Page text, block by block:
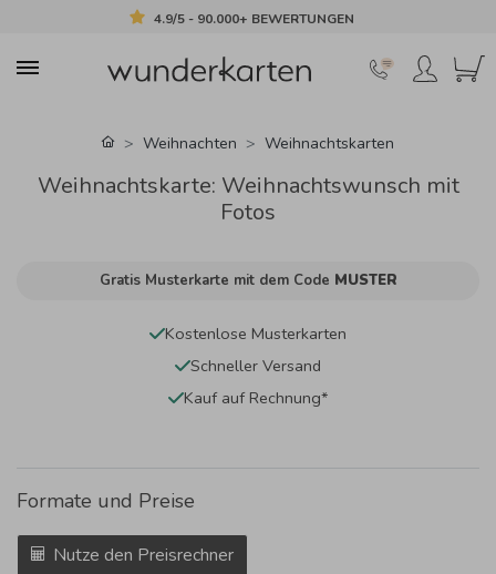
4.9/5 - 90.000+ BEWERTUNGEN
Weihnachten Weihnachtskarten
Weihnachtskarte: Weihnachtswunsch mit
Fotos
Gratis Musterkarte mit dem Code MUSTER
Kostenlose Musterkarten
Schneller Versand
Kauf auf Rechnung*
Formate und Preise
Nutze den Preisrechner